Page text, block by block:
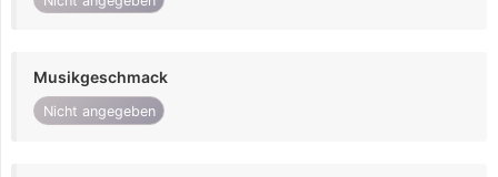
Musikgeschmack
Nicht angegeben